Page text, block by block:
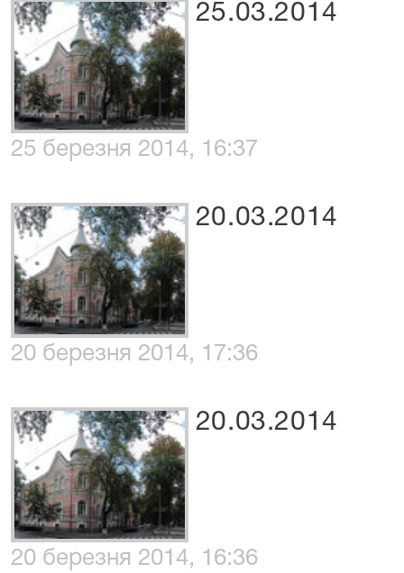
25.03.2014
25 березня 2014, 16:37
20.03.2014
20 березня 2014, 17:36
20.03.2014
20 березня 2014, 16:36